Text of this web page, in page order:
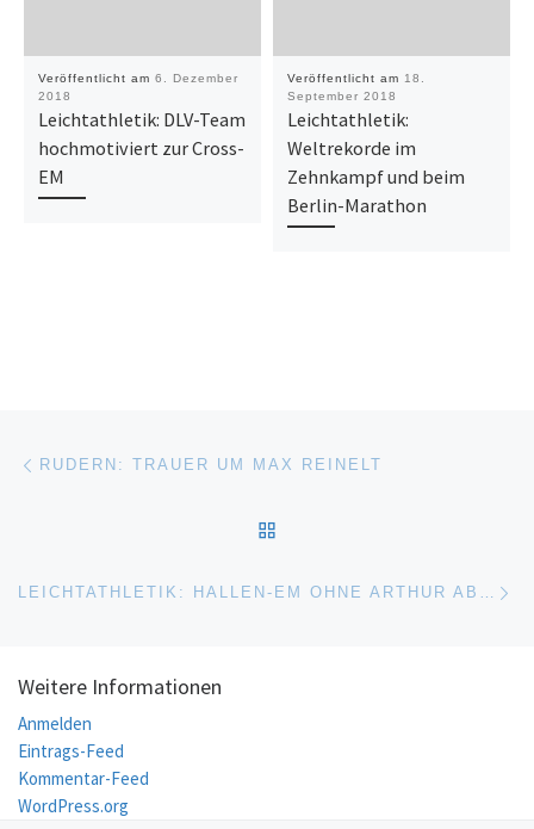
Veröffentlicht am 6. Dezember
2018
Leichtathletik: DLV-Team
hochmotiviert zur Cross-
EM
Veröffentlicht am 18.
September 2018
Leichtathletik:
Weltrekorde im
Zehnkampf und beim
Berlin-Marathon
Beitragsnavigation
RUDERN: TRAUER UM MAX REINELT
LEICHTATHLETIK: HALLEN-EM OHNE ARTHUR ABELE
Weitere Informationen
Anmelden
Eintrags-Feed
Kommentar-Feed
WordPress.org